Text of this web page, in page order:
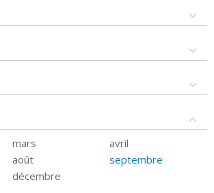
mars
avril
août
septembre
décembre